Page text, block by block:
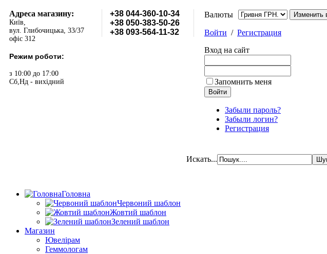
Адреса магазину:
Київ,
вул. Глибочицька, 33/37
офіс 312
Режим роботи:
з 10:00 до 17:00
Сб,Нд - вихідний
+38 044-360-10-34
+38 050-383-50-26
+38 093-564-11-32
Валюты
Войти / Регистрация
Вход на сайт
Запомнить меня
Забыли пароль?
Забыли логин?
Регистрация
Искать...
Головна
Червоний шаблон
Жовтий шаблон
Зелений шаблон
Магазин
Ювелірам
Геммологам